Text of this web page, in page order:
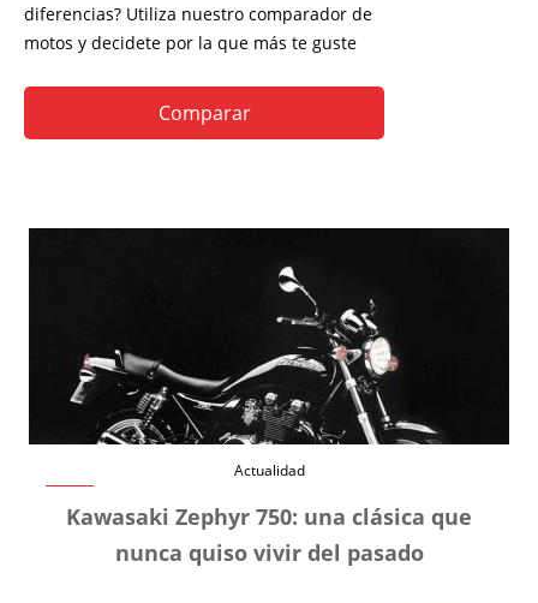
diferencias? Utiliza nuestro comparador de
motos y decidete por la que más te guste
Comparar
Actualidad
Kawasaki Zephyr 750: una clásica que
nunca quiso vivir del pasado